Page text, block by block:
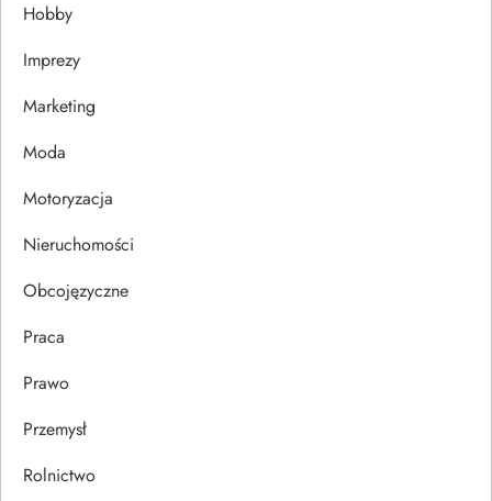
a
w
p
u
Hobby
Imprezy
Marketing
Moda
Motoryzacja
Nieruchomości
Obcojęzyczne
Praca
Prawo
Przemysł
Rolnictwo